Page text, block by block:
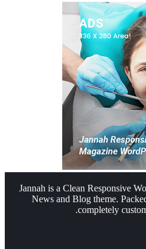
Jannah is a Clean Responsive
News and Blog theme.
completely